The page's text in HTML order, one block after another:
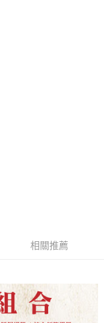
相關推薦